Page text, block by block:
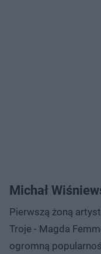
Michał
Pierwszą żoną
Troje - Magda
ogromną